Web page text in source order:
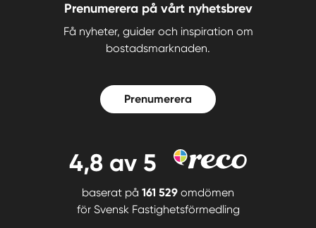
Prenumerera på vårt nyhetsbrev
Få nyheter, guider och inspiration om
bostadsmarknaden.
Prenumerera
4,8 av 5
baserat på 161 529 omdömen
för Svensk Fastighetsförmedling